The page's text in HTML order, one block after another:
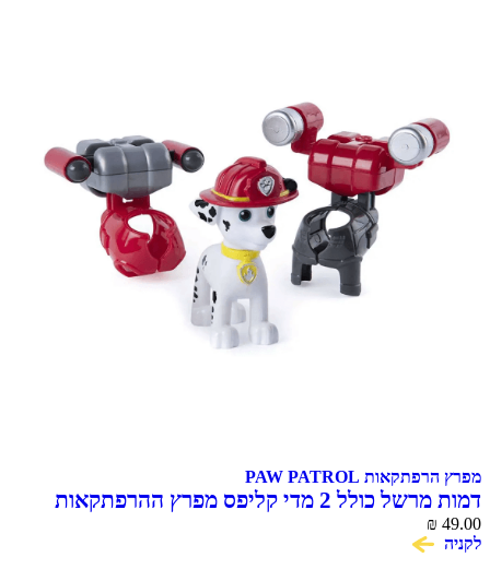
מפרץ הרפתקאות PAW PATROL
דמות מרשל כולל 2 מדי קליפס מפרץ ההרפתקאות
Action Pack Marshall
₪ 49.00
לקניה